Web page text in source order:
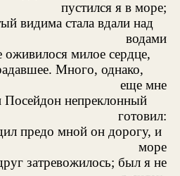
пустился я в море;
видима стала вдали над
водами
милое сердце,
Много, однако,
еще мне
Посейдон непреклонный
готовил:
предо мной он дорогу, и
море
затревожилось; был я не